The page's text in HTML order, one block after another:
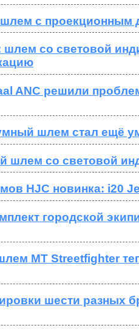
с проекционным
шлем со световой
ANC решили
шлем стал ещё
шлем со световой
HJC новинка: i20
городской
MT Streetfighter
шести разных